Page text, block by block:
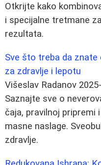
Otkrijte kako
i specijalne tretmane
rezultata.
Sve što treba da znate
za zdravlje i lepotu
Višeslav Radanov
Saznajte sve o
čaja, pravilnoj pripremi
masne naslage.
zdravlje.